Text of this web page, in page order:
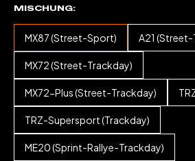
MISCHUNG
MX87 (Street-Sport) A21
MX72 (Street-Trackday)
MX72-Plus (Street-Trackday)
TRZ-Supersport (Trackday)
ME20 (Sprint-Rallye-Trackday)